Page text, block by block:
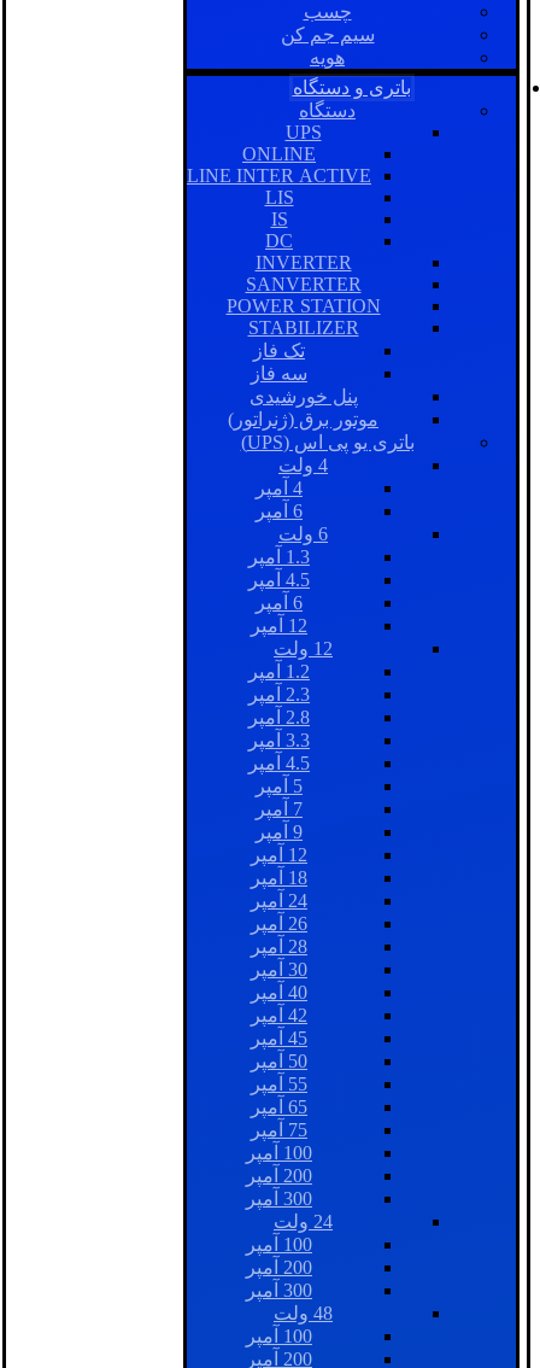
چسب
سیم جم کن
هویه
باتری و دستگاه
دستگاه
UPS
ONLINE
LINE INTER ACTIVE
LIS
IS
DC
INVERTER
SANVERTER
POWER STATION
STABILIZER
تک فاز
سه فاز
پنل خورشیدی
موتور برق (ژنراتور)
باتری یو پی اس (UPS)
4 ولت
4 آمپر
6 آمپر
6 ولت
1.3 آمپر
4.5 آمپر
6 آمپر
12 آمپر
12 ولت
1.2 آمپر
2.3 آمپر
2.8 آمپر
3.3 آمپر
4.5 آمپر
5 آمپر
7 آمپر
9 آمپر
12 آمپر
18 آمپر
24 آمپر
26 آمپر
28 آمپر
30 آمپر
40 آمپر
42 آمپر
45 آمپر
50 آمپر
55 آمپر
65 آمپر
75 آمپر
100 آمپر
200 آمپر
300 آمپر
24 ولت
100 آمپر
200 آمپر
300 آمپر
48 ولت
100 آمپر
200 آمپر